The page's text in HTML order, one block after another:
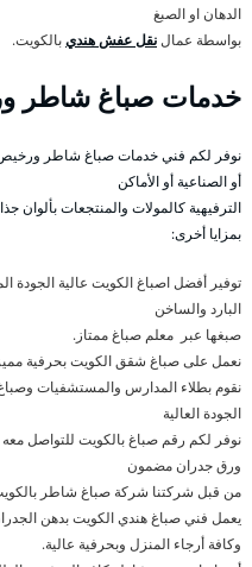
الدهان او الصبغ
بواسطة عمالنقل عفش هنديبالكويت.
خدمات صباغ شاطر
نوفر لكم فني خدمات صباغ شاطر ورخيص
أو الصناعية أو الأماكن
الترفيهية كالمولات والمنتجعات بألوان
بمزايا أخرى:
توفير أفضل اصباغ الكويت عالية الجودة
البارد والساخن
صبغها عبر معلم صباغ ممتاز.
نعمل على صباغ شقق الكويت بحرفية
نقوم بطلاء المدارس والمستشفيات
الجودة العالية
نوفر لكم رقم صباغ بالكويت للتواصل
ورق جدران مضمون
من قبل شركتنا شركة صباغ شاطر
يعمل فني صباغ هندي الكويت بدهن
وكافة أرجاء المنزل وبحرفية عالية.